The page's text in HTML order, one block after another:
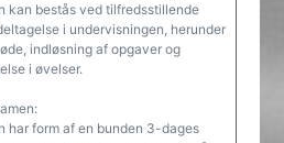
kan bestås ved tilfredsstillende
i undervisningen, herunder
indløsning af opgaver og
i øvelser.
har form af en bunden 3-dages